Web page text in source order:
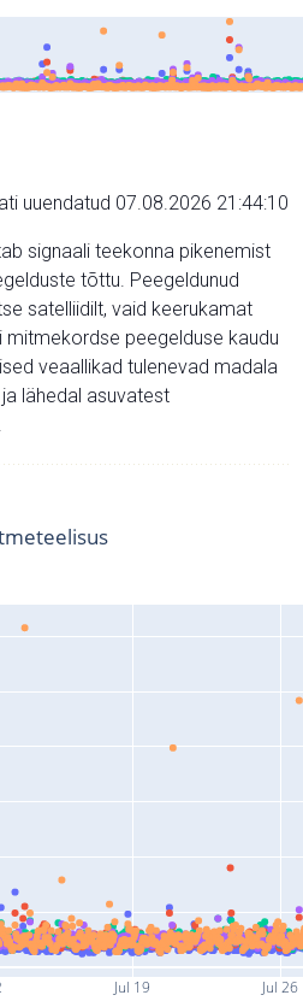
uuendatud 07.08.2026 21:44:10
signaali teekonna pikenemist
tõttu. Peegeldunud
satelliidilt, vaid keerukamat
mitmekordse peegelduse kaudu
veaallikad tulenevad madala
lähedal asuvatest
Jul 19 Jul 26